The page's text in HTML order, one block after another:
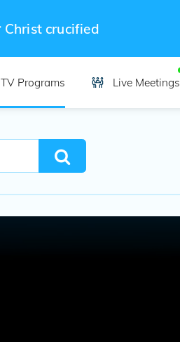
Christ crucified
TV Programs Live Meetings